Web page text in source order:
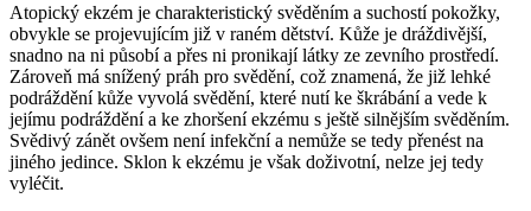
Atopický ekzém je charakteristický svěděním a suchostí pokožky,
obvykle se projevujícím již v raném dětství. Kůže je dráždivější,
snadno na ni působí a přes ni pronikají látky ze zevního prostředí.
Zároveň má snížený práh pro svědění, což znamená, že již lehké
podráždění kůže vyvolá svědění, které nutí ke škrábání a vede k
jejímu podráždění a ke zhoršení ekzému s ještě silnějším svěděním.
Svědivý zánět ovšem není infekční a nemůže se tedy přenést na
jiného jedince. Sklon k ekzému je však doživotní, nelze jej tedy
vyléčit.